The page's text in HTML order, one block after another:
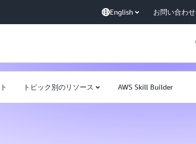
English お問い合わせ
トピック別のリソース AWS Skill Builder